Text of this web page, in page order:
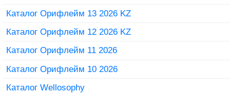
Каталог Орифлейм 13 2026 KZ
Каталог Орифлейм 12 2026 KZ
Каталог Орифлейм 11 2026
Каталог Орифлейм 10 2026
Каталог Wellosophy